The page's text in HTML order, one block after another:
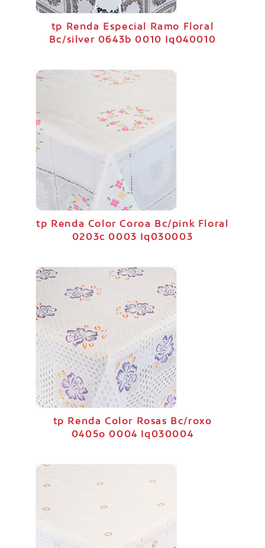
tp Renda Especial Ramo Floral
Bc/silver 0643b 0010 Iq040010
tp Renda Color Coroa Bc/pink Floral
0203c 0003 Iq030003
tp Renda Color Rosas Bc/roxo
0405o 0004 Iq030004